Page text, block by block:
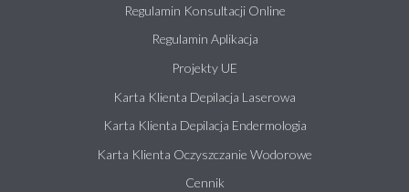
Regulamin Konsultacji Online
Regulamin Aplikacja
Projekty UE
Karta Klienta Depilacja Laserowa
Karta Klienta Depilacja Endermologia
Karta Klienta Oczyszczanie Wodorowe
Cennik